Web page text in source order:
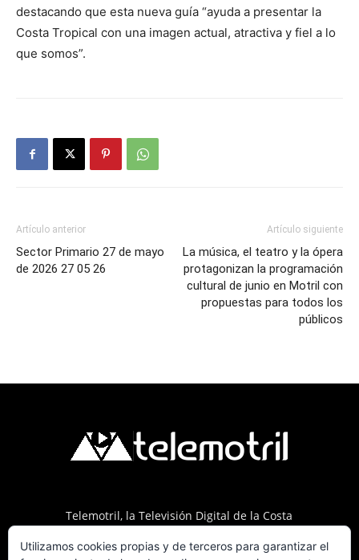
destacando que esta nueva guía “ayuda a presentar la
Costa Tropical con una imagen actual, atractiva y fiel a lo
que somos”.
Artículo anterior
Sector Primario 27 de mayo
de 2026 27 05 26
Artículo siguiente
La música, el teatro y la ópera
protagonizan la programación
cultural de junio en Motril con
propuestas para todos los
públicos
Telemotril, la Televisión Digital de la Costa
del 107.7 en OndaSur Motril.
Utilizamos cookies propias y de terceros para garantizar el